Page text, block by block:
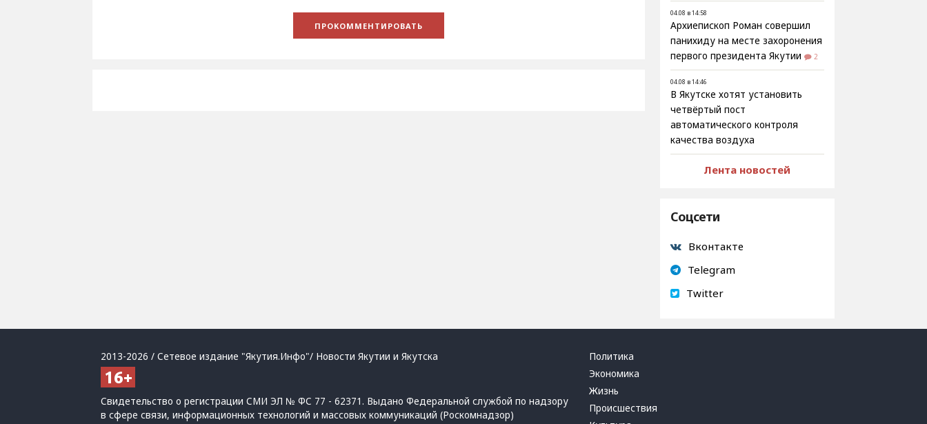
04.08 в 14:58
Архиепископ Роман совершил
панихиду на месте захоронения
первого президента Якутии
2
04.08 в 14:46
В Якутске хотят установить
четвёртый пост
автоматического контроля
качества воздуха
Лента новостей
Соцсети
Вконтакте
Telegram
Twitter
2013-2026 / Сетевое издание "Якутия.Инфо"/ Новости Якутии и Якутска
Свидетельство о регистрации СМИ ЭЛ № ФС 77 - 62371. Выдано Федеральной службой по надзору
в сфере связи, информационных технологий и массовых коммуникаций (Роскомнадзор)
Политика
Экономика
Жизнь
Происшествия